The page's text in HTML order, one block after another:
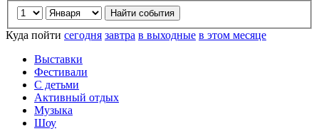
Куда пойти сегодня завтра в выходные в этом месяце
Выставки
Фестивали
С детьми
Активный отдых
Музыка
Шоу